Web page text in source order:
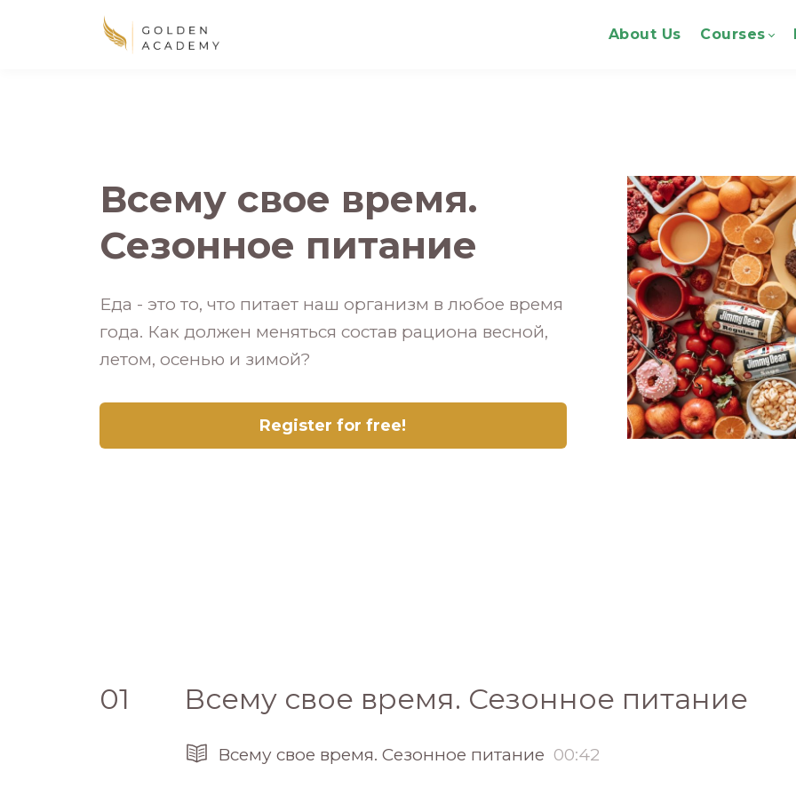
About Us Courses
Всему свое время.
Сезонное питание
Еда - это то, что питает наш организм в любое время
года. Как должен меняться состав рациона весной,
летом, осенью и зимой?
Register for free!
01 Всему свое время. Сезонное питание
Всему свое время. Сезонное питание 00:42